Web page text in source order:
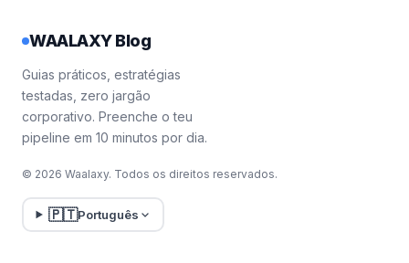
WAALAXY Blog
Guias práticos, estratégias
testadas, zero jargão
corporativo. Preenche o teu
pipeline em 10 minutos por dia.
© 2026 Waalaxy. Todos os direitos reservados.
🇵🇹Português